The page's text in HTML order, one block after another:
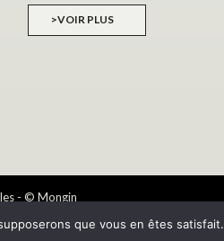
>VOIR PLUS
- © Mongin
que vous en êtes satisfait.